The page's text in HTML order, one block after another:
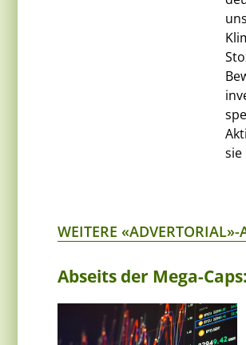
sie
WEITERE «ADVERTORIAL»-
Abseits der Mega-